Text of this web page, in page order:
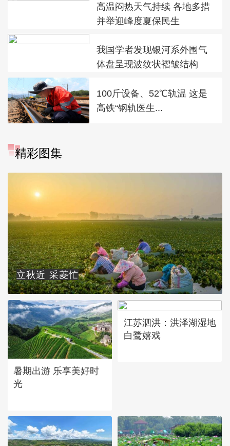
高温闷热天气持续 各地多措
并举迎峰度夏保民生
我国学者发现银河系外围气
体盘呈现波纹状褶皱结构
100斤设备、52℃轨温 这是
高铁“钢轨医生...
精彩图集
立秋近 采菱忙
暑期出游 乐享美好时
光
江苏泗洪：洪泽湖湿地
白鹭嬉戏